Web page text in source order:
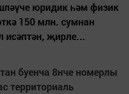
юридик һәм физик
150 млн. сумнан
исәптән, җирле...
буенча 8нче номерлы
территориаль